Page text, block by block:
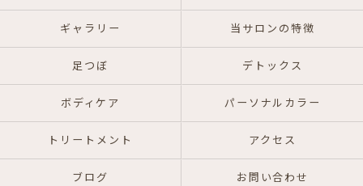
ギャラリー 当サロンの特徴
足つぼ デトックス
ボディケア パーソナルカラー
トリートメント アクセス
ブログ お問い合わせ